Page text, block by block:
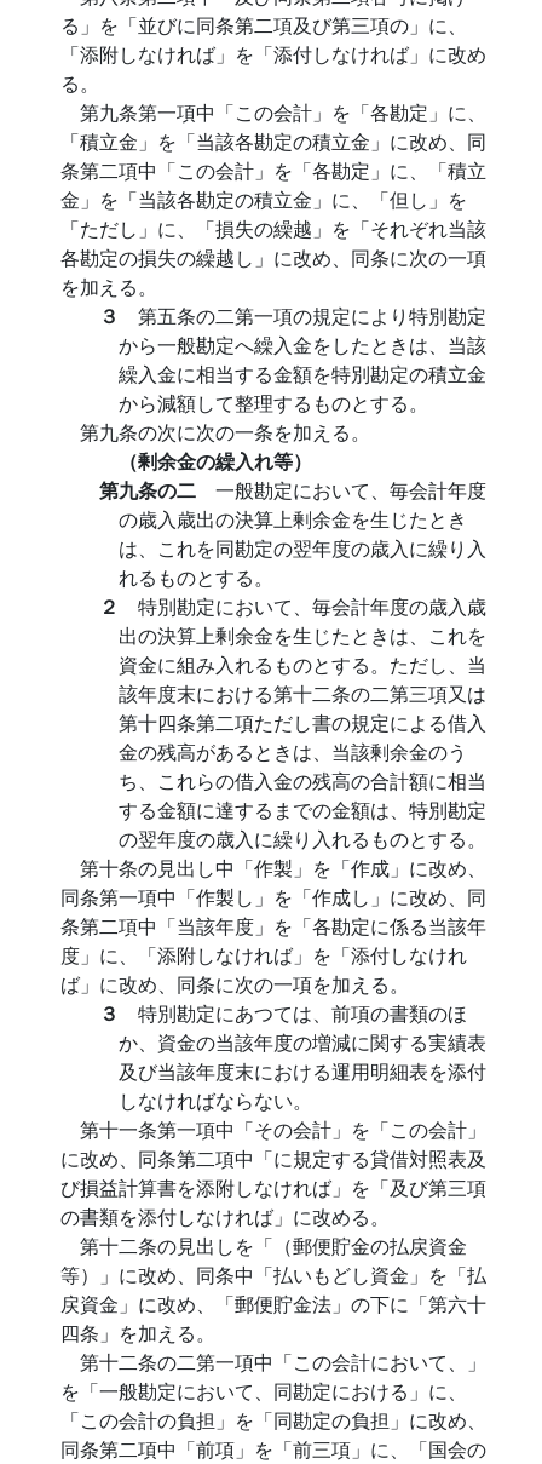
る」を「並びに同条第二項及び第三項の」に、
「添附しなければ」を「添付しなければ」に改め
る。
第九条第一項中「この会計」を「各勘定」に、
「積立金」を「当該各勘定の積立金」に改め、同
条第二項中「この会計」を「各勘定」に、「積立
金」を「当該各勘定の積立金」に、「但し」を
「ただし」に、「損失の繰越」を「それぞれ当該
各勘定の損失の繰越し」に改め、同条に次の一項
を加える。
３ 第五条の二第一項の規定により特別勘定
から一般勘定へ繰入金をしたときは、当該
繰入金に相当する金額を特別勘定の積立金
から減額して整理するものとする。
第九条の次に次の一条を加える。
（剰余金の繰入れ等）
第九条の二 一般勘定において、毎会計年度
の歳入歳出の決算上剰余金を生じたとき
は、これを同勘定の翌年度の歳入に繰り入
れるものとする。
２ 特別勘定において、毎会計年度の歳入歳
出の決算上剰余金を生じたときは、これを
資金に組み入れるものとする。ただし、当
該年度末における第十二条の二第三項又は
第十四条第二項ただし書の規定による借入
金の残高があるときは、当該剰余金のう
ち、これらの借入金の残高の合計額に相当
する金額に達するまでの金額は、特別勘定
の翌年度の歳入に繰り入れるものとする。
第十条の見出し中「作製」を「作成」に改め、
同条第一項中「作製し」を「作成し」に改め、同
条第二項中「当該年度」を「各勘定に係る当該年
度」に、「添附しなければ」を「添付しなけれ
ば」に改め、同条に次の一項を加える。
３ 特別勘定にあつては、前項の書類のほ
か、資金の当該年度の増減に関する実績表
及び当該年度末における運用明細表を添付
しなければならない。
第十一条第一項中「その会計」を「この会計」
に改め、同条第二項中「に規定する貸借対照表及
び損益計算書を添附しなければ」を「及び第三項
の書類を添付しなければ」に改める。
第十二条の見出しを「（郵便貯金の払戻資金
等）」に改め、同条中「払いもどし資金」を「払
戻資金」に改め、「郵便貯金法」の下に「第六十
四条」を加える。
第十二条の二第一項中「この会計において、」
を「一般勘定において、同勘定における」に、
「この会計の負担」を「同勘定の負担」に改め、
同条第二項中「前項」を「前三項」に、「国会の